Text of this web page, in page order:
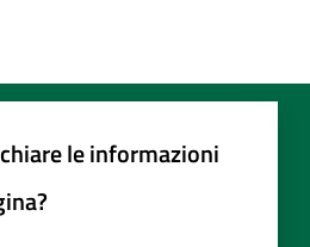
le informazioni